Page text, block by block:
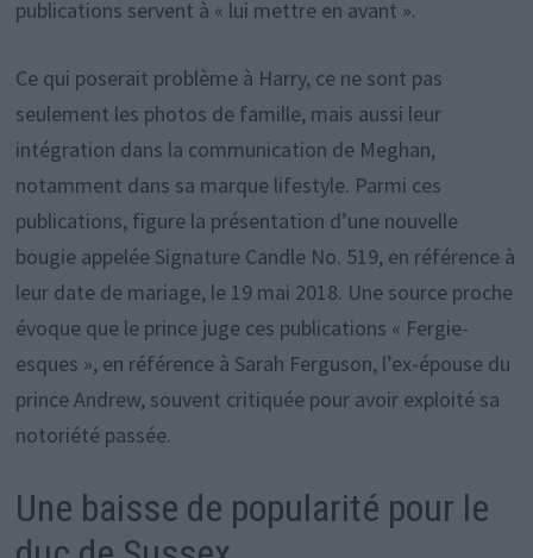
publications servent à « lui mettre en avant ».
Ce qui poserait problème à Harry, ce ne sont pas
seulement les photos de famille, mais aussi leur
intégration dans la communication de Meghan,
notamment dans sa marque lifestyle. Parmi ces
publications, figure la présentation d’une nouvelle
bougie appelée Signature Candle No. 519, en référence à
leur date de mariage, le 19 mai 2018. Une source proche
évoque que le prince juge ces publications « Fergie-
esques », en référence à Sarah Ferguson, l’ex-épouse du
prince Andrew, souvent critiquée pour avoir exploité sa
notoriété passée.
Une baisse de popularité pour le